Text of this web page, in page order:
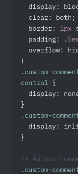
display :
clear : both;
border : 1px
padding : .
overflow :
.custom-
control {
display :
.custom-
display :
}
/* Author
.custom-